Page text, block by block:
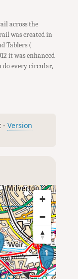
across the
was created in
Tablers (
it was enhanced
do every circular,
-Version
1